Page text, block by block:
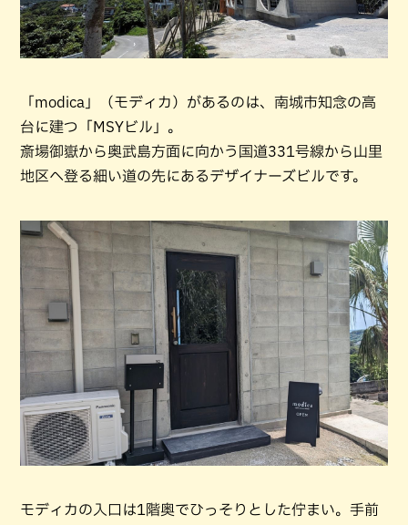
「modica」（モディカ）があるのは、南城市知念の高
台に建つ「MSYビル」。
斎場御嶽から奥武島方面に向かう国道331号線から山里
地区へ登る細い道の先にあるデザイナーズビルです。
モディカの入口は1階奥でひっそりとした佇まい。手前